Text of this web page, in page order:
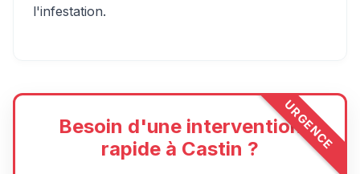
l'infestation.
URGENCE
Besoin d'une intervention
rapide à Castin ?